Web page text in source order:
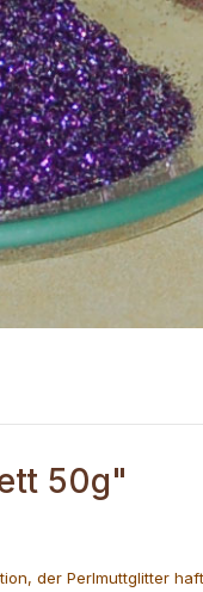
50g"
der Perlmuttglitter